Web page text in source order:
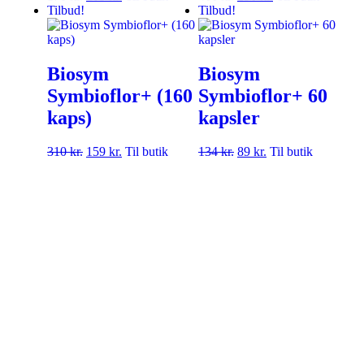
Tilbud!
Biosym
Symbioflor+ (160
kaps)
310kr. 159 kr. Til butik
Tilbud!
Biosym
Symbioflor+ 60
kapsler
134kr. 89 kr. Til butik